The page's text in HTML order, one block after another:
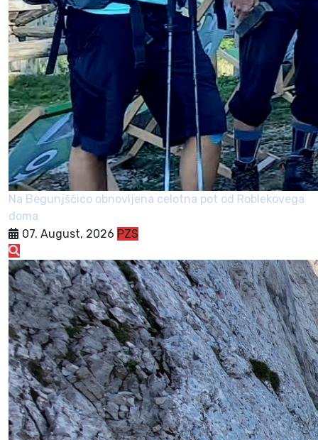
Na Begunjščico obnovljena celotna pot od Roblekovega
doma
07. August, 2026 PZS